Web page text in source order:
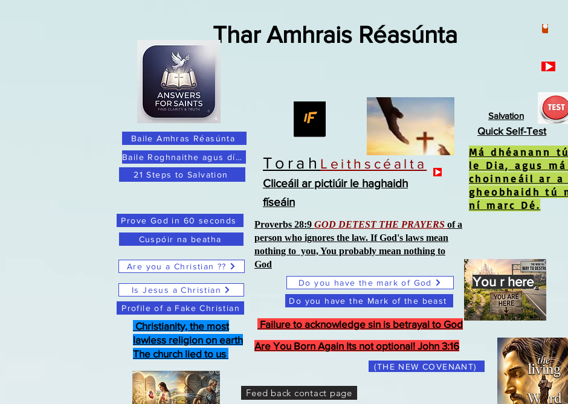
Thar Amhrais Réasúnta
Baile Amhras Réasúnta
Baile Roghnaithe agus dílis
21 Steps to Salvation
Prove God in 60 seconds
Torah Leithscéalta
Cliceáil ar pictiúir le haghaidh
físeáin
Proverbs 28:9 GOD DETEST THE PRAYERS of a
person who ignores the law. If God's laws mean
nothing to you, You probably mean nothing to
God
Má dhéanann
le Dia, agus
choinneáil ar a
gheobhaidh tú
ní marc Dé.
Quick Self-Test
Salvation
Cuspóir na beatha
Are you a Christian ??
Is Jesus a Christian
Profile of a Fake Christian
Are You Born Again Its not optional! John 3:16
Do you have the mark of God
Do you have the Mark of the beast
Failure to acknowledge sin is betrayal to God
Christianity, the most
lawless religion on earth
The church lied to us
(THE NEW COVENANT)
Feed back contact page
You r here